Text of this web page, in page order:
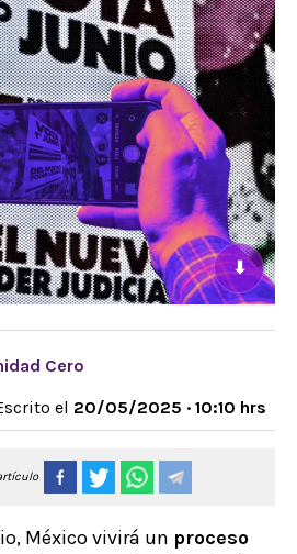
⬇
Cero
el 20/05/2025 · 10:10 hrs
México vivirá un proceso